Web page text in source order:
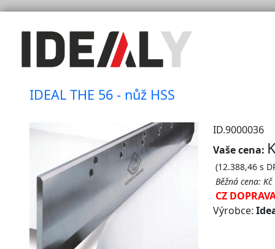
IDEAL THE 56 - nůž HSS
ID.9000036
Vaše cena:
(12.388,46 s
Běžná cena:
CZ
Výrobce: